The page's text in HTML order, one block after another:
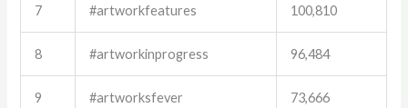
7 #artworkfeatures 100,810
8 #artworkinprogress 96,484
9 #artworksfever 73,666